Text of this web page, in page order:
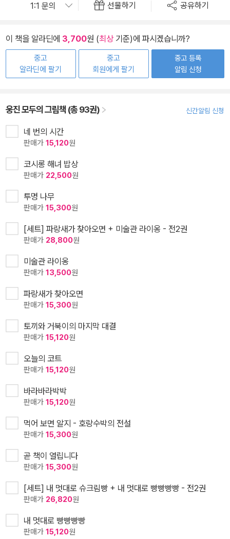
선물하기 공유하기
이 책을 알라딘에 3,700원 (최상기준)에 파시겠습니까?
중고
알라딘에 팔기
중고
회원에게 팔기
중고 등록
알림 신청
웅진 모두의 그림책 (총 93권) 신간알림 신청
네 번의 시간
판매가 15,120원
코시롱 해녀 밥상
판매가 22,500원
투명 나무
판매가 15,300원
[세트] 파랑새가 찾아오면 + 미술관 라이옹 - 전2권
판매가 28,800원
미술관 라이옹
판매가 13,500원
파랑새가 찾아오면
판매가 15,300원
토끼와 거북이의 마지막 대결
판매가 15,120원
오늘의 코트
판매가 15,120원
바라바라박박
판매가 15,120원
먹어 보면 알지 - 호랑수박의 전설
판매가 15,300원
곧 책이 열립니다
판매가 15,300원
[세트] 내 멋대로 슈크림빵 + 내 멋대로 빵빵빵빵 - 전2권
판매가 26,820원
내 멋대로 빵빵빵빵
판매가 15,120원